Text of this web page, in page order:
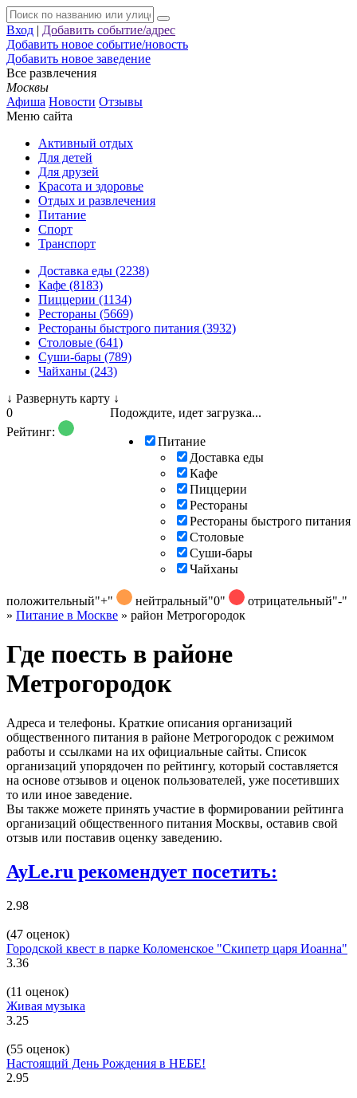
Вход | Добавить событие/адрес
Добавить новое событие/новость
Добавить новое заведение
Все развлечения
Москвы
Афиша Новости Отзывы
Меню сайта
Активный отдых
Для детей
Для друзей
Красота и здоровье
Отдых и развлечения
Питание
Спорт
Транспорт
Доставка еды (2238)
Кафе (8183)
Пиццерии (1134)
Рестораны (5669)
Рестораны быстрого питания (3932)
Столовые (641)
Суши-бары (789)
Чайханы (243)
↓ Развернуть карту ↓
Подождите, идет загрузка...
Питание
Доставка еды
Кафе
Пиццерии
Рестораны
Рестораны быстрого питания
Столовые
Суши-бары
Чайханы
0
Рейтинг:
положительный"+" нейтральный"0" отрицательный"-"
» Питание в Москве » район Метрогородок
Где поесть в районе
Метрогородок
Адреса и телефоны. Краткие описания организаций
общественного питания в районе Метрогородок с режимом
работы и ссылками на их официальные сайты. Список
организаций упорядочен по рейтингу, который составляется
на основе отзывов и оценок пользователей, уже посетивших
то или иное заведение.
Вы также можете принять участие в формировании рейтинга
организаций общественного питания Москвы, оставив свой
отзыв или поставив оценку заведению.
AyLe.ru рекомендует посетить:
2.98
(47 оценок)
Городской квест в парке Коломенское "Скипетр царя Иоанна"
3.36
(11 оценок)
Живая музыка
3.25
(55 оценок)
Настоящий День Рождения в НЕБЕ!
2.95